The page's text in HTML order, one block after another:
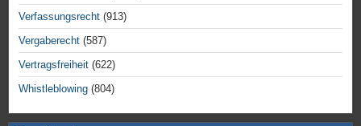
Verfassungsrecht (913)
Vergaberecht (587)
Vertragsfreiheit (622)
Whistleblowing (804)